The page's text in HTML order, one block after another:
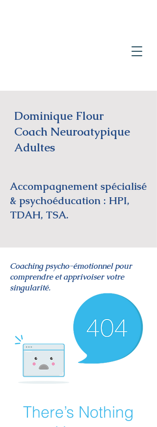
Dominique Flour
Coach Neuroatypique
Adultes
Accompagnement spécialisé
& psychoéducation : HPI,
TDAH, TSA.
Coaching psycho-émotionnel pour
comprendre et apprivoiser votre
singularité.
There’s Nothing